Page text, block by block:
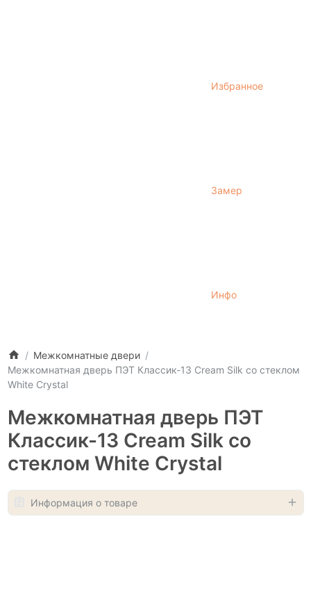
Избранное
Замер
Инфо
Межкомнатные двери
Межкомнатная дверь ПЭТ Классик-13 Cream Silk со стеклом
White Сrystal
Межкомнатная дверь ПЭТ
Классик-13 Cream Silk со
стеклом White Сrystal
Информация о товаре